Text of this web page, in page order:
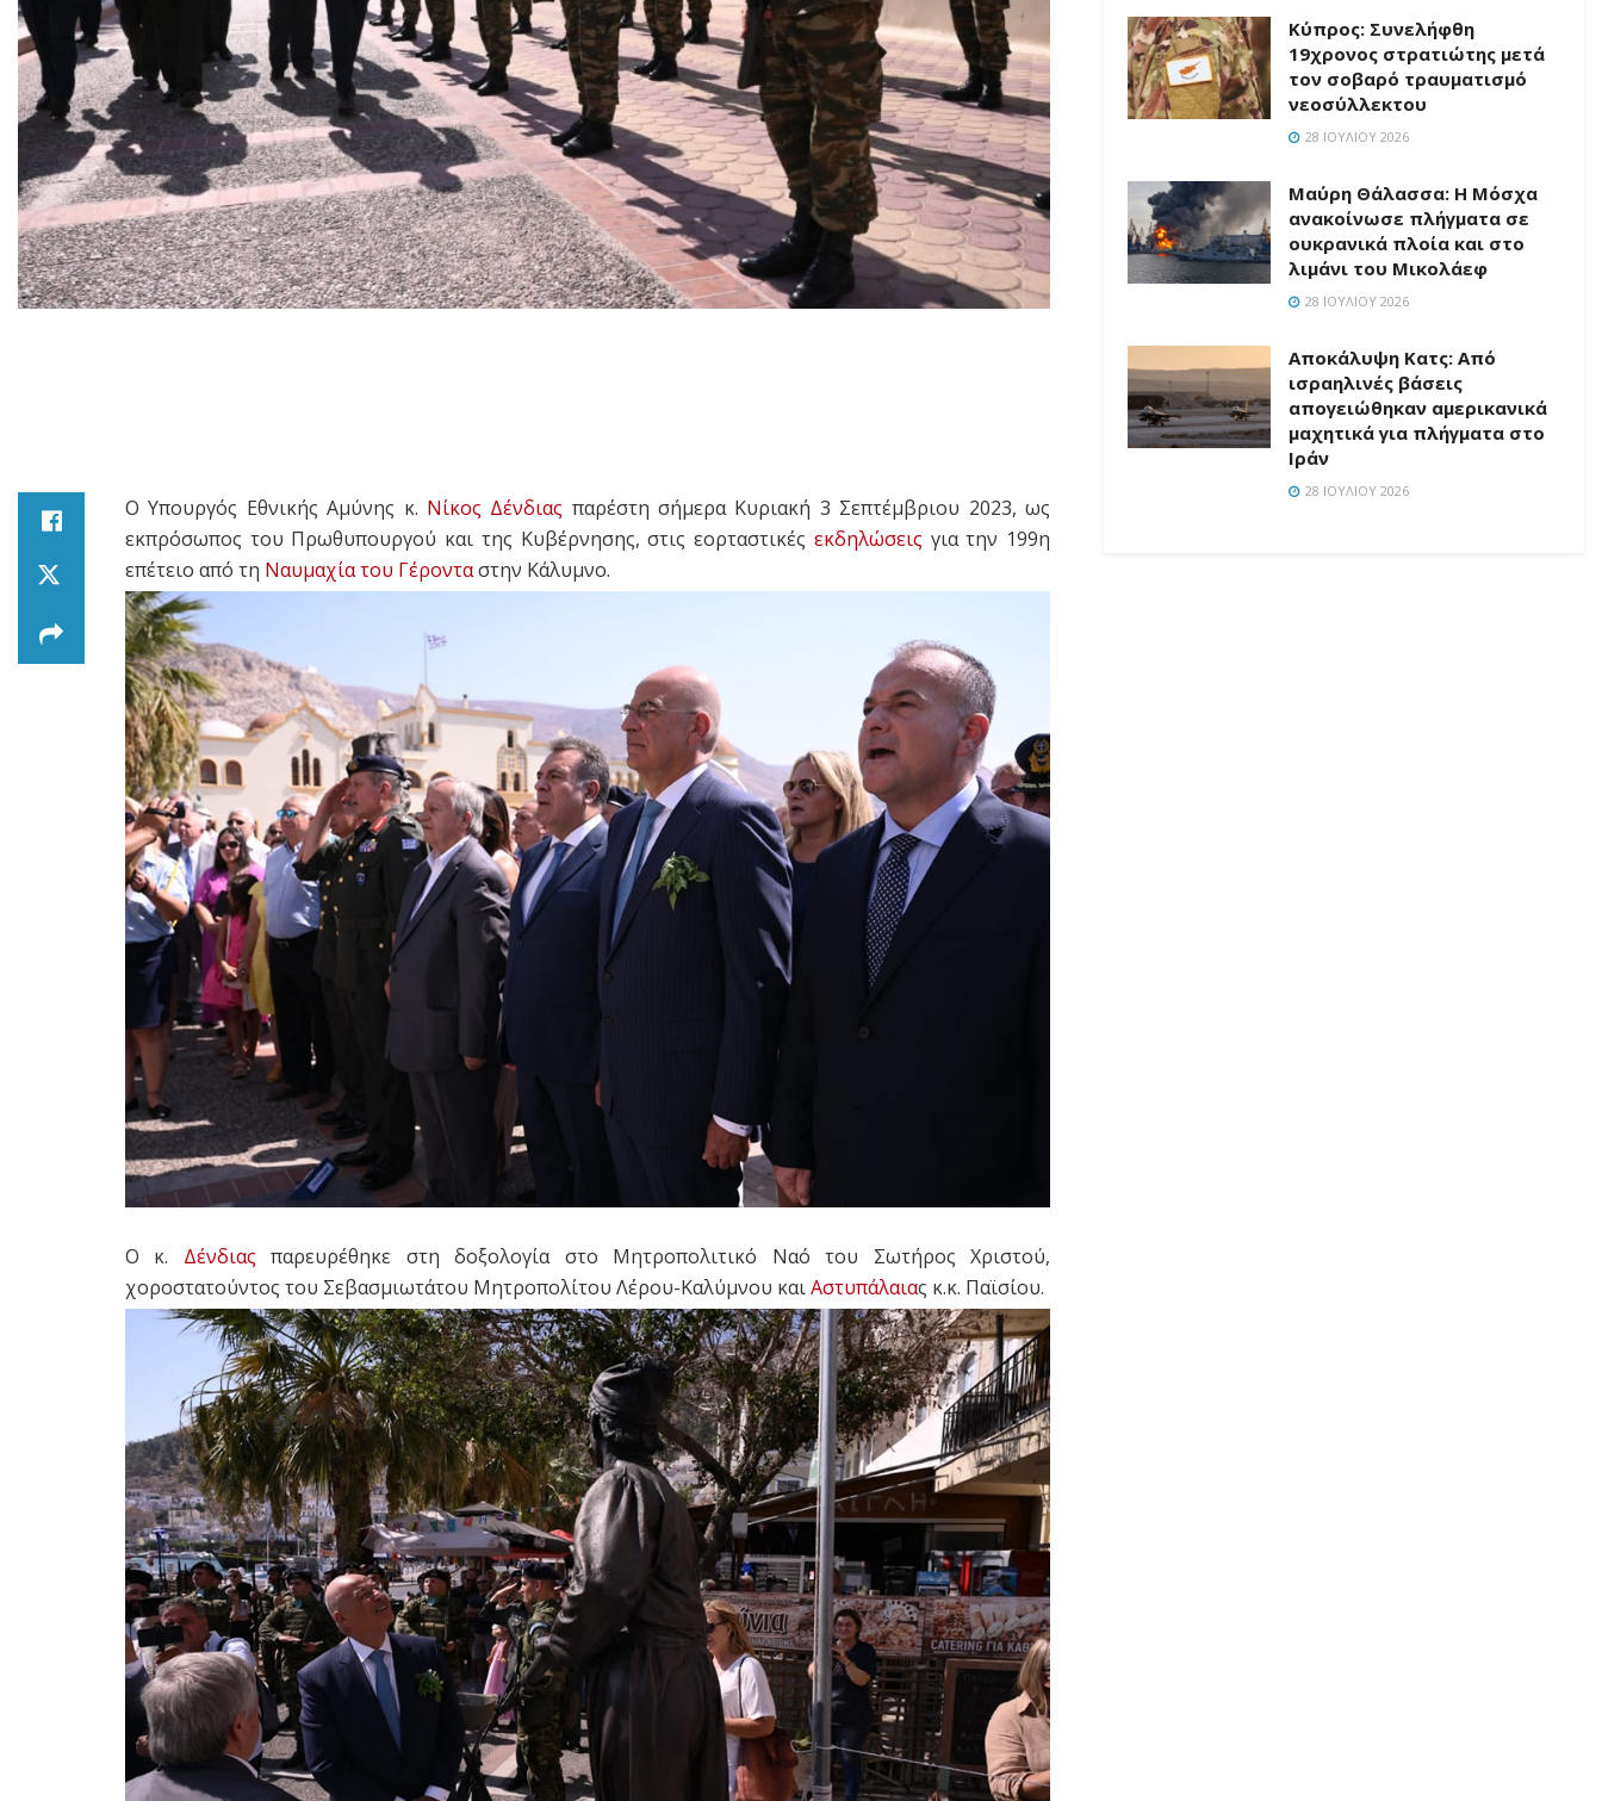
Ο Υπουργός Εθνικής Αμύνης κ. Νίκος Δένδιας παρέστη σήμερα Κυριακή 3 Σεπτέμβριου 2023, ως
εκπρόσωπος του Πρωθυπουργού και της Κυβέρνησης, στις εορταστικές εκδηλώσεις για την 199η
επέτειο από τη Ναυμαχία του Γέρονταστην Κάλυμνο.
Ο κ. Δένδιας παρευρέθηκε στη δοξολογία στο Μητροπολιτικό Ναό του Σωτήρος Χριστού,
χοροστατούντος του Σεβασμιωτάτου Μητροπολίτου Λέρου-Καλύμνου καιΑστυπάλαιας κ.κ. Παϊσίου.
Κύπρος: Συνελήφθη
19χρονος στρατιώτης μετά
τον σοβαρό τραυματισμό
νεοσύλλεκτου
28 ΙΟΥΛΊΟΥ 2026
Μαύρη Θάλασσα: Η Μόσχα
ανακοίνωσε πλήγματα σε
ουκρανικά πλοία και στο
λιμάνι του Μικολάεφ
28 ΙΟΥΛΊΟΥ 2026
Αποκάλυψη Κατς: Από
ισραηλινές βάσεις
απογειώθηκαν αμερικανικά
μαχητικά για πλήγματα στο
Ιράν
28 ΙΟΥΛΊΟΥ 2026